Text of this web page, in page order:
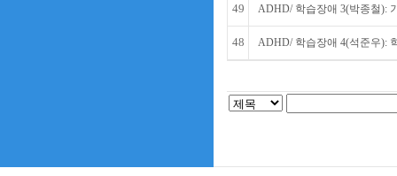
49 ADHD/ 학습장애 3(박종철):
48 ADHD/ 학습장애 4(석준우):